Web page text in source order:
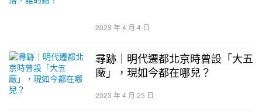
2023 年 4 月 4 日
尋跡｜明代遷都北京時曾設「大五
廠」，現如今都在哪兒？
2023 年 4 月 25 日